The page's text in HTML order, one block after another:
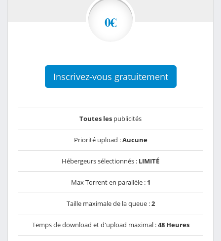
0€
Inscrivez-vous gratuitement
Toutes les publicités
Priorité upload :Aucune
Hébergeurs sélectionnés : LIMITÉ
Max Torrent en parallèle : 1
Taille maximale de la queue :2
Temps de download et d'upload maximal :48 Heures